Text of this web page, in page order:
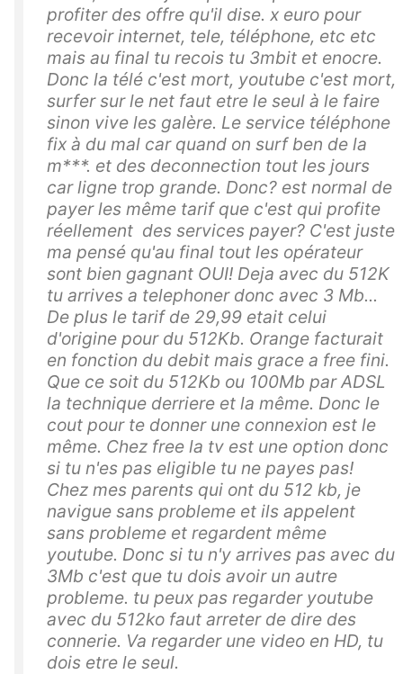
profiter des offre qu'il dise. x euro pour
recevoir internet, tele, téléphone, etc etc
mais au final tu recois tu 3mbit et enocre.
Donc la télé c'est mort, youtube c'est mort,
surfer sur le net faut etre le seul à le faire
sinon vive les galère. Le service téléphone
fix à du mal car quand on surf ben de la
m***. et des deconnection tout les jours
car ligne trop grande. Donc? est normal de
payer les même tarif que c'est qui profite
réellement des services payer? C'est juste
ma pensé qu'au final tout les opérateur
sont bien gagnant OUI! Deja avec du 512K
tu arrives a telephoner donc avec 3 Mb...
De plus le tarif de 29,99 etait celui
d'origine pour du 512Kb. Orange facturait
en fonction du debit mais grace a free fini.
Que ce soit du 512Kb ou 100Mb par ADSL
la technique derriere et la même. Donc le
cout pour te donner une connexion est le
même. Chez free la tv est une option donc
si tu n'es pas eligible tu ne payes pas!
Chez mes parents qui ont du 512 kb, je
navigue sans probleme et ils appelent
sans probleme et regardent même
youtube. Donc si tu n'y arrives pas avec du
3Mb c'est que tu dois avoir un autre
probleme. tu peux pas regarder youtube
avec du 512ko faut arreter de dire des
connerie. Va regarder une video en HD, tu
dois etre le seul.